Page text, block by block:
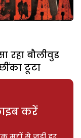
रहा बौलीवुड
टूटा
करें